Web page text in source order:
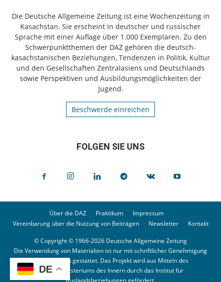
Die Deutsche Allgemeine Zeitung ist eine Wochenzeitung in
Kasachstan. Sie erscheint in deutscher und russischer
Sprache mit einer Auflage über 1.000 Exemplaren. Zu den
Schwerpunktthemen der DAZ gehören die deutsch-
kasachstanischen Beziehungen, Tendenzen in Politik, Kultur
und den Gesellschaften Zentralasiens und Deutschlands
sowie Perspektiven und Ausbildungsmöglichkeiten der
Jugend.
Beschwerde einreichen
FOLGEN SIE UNS
Über die DAZ Praktikum
Impressum
Vereinbarung über die Nutzung von Beiträgen
Newsletter Kontakt
© Copyright © 1966-2026 Deutsche Allgemeine Zeitung
Die Verwendung von Materialien ist nur mit schriftlicher Genehmigung
der Redaktion gestattet. Das Projekt wird aus Mitteln des
Bundesministeriums des Innern durch das Institut für
DE